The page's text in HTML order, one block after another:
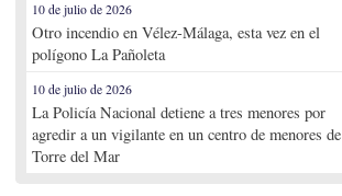
10 de julio de 2026
Otro incendio en Vélez-Málaga, esta vez en el
polígono La Pañoleta
10 de julio de 2026
La Policía Nacional detiene a tres menores por
agredir a un vigilante en un centro de menores de
Torre del Mar